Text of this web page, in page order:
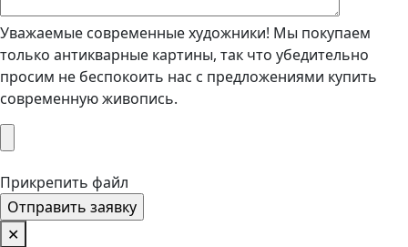
Уважаемые современные художники! Мы покупаем
только антикварные картины, так что убедительно
просим не беспокоить нас с предложениями купить
современную живопись.
Прикрепить файл
✕